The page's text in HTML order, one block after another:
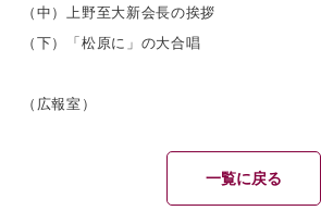
（中）上野至大新会長の挨拶
（下）「松原に」の大合唱
（広報室）
一覧に戻る